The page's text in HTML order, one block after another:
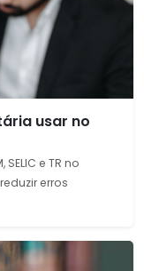
usar no
e TR no
erros